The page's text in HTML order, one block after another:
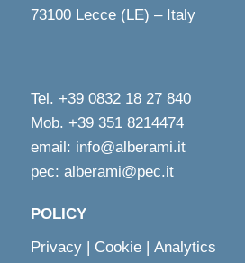
73100 Lecce (LE) – Italy
Tel. +39 0832 18 27 840
Mob. +39 351 8214474
email: info@alberami.it
pec: alberami@pec.it
POLICY
Privacy| Cookie| Analytics